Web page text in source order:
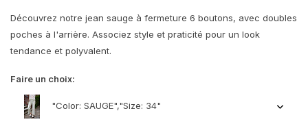
Découvrez notre jean sauge à fermeture 6 boutons, avec doubles
poches à l'arrière. Associez style et praticité pour un look
tendance et polyvalent.
Faire un choix:
"Color: SAUGE","Size: 34"